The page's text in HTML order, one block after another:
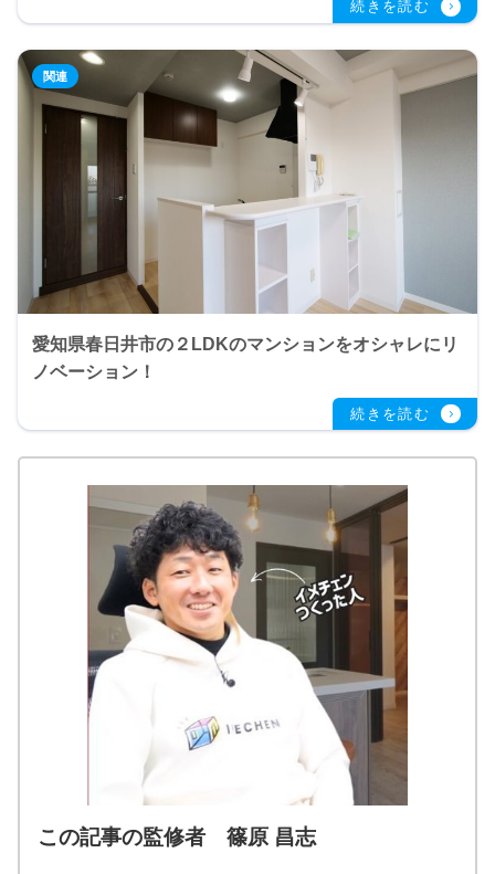
愛知県春日井市の２LDKのマンションをオシャレにリ
ノベーション！
この記事の監修者 篠原 昌志